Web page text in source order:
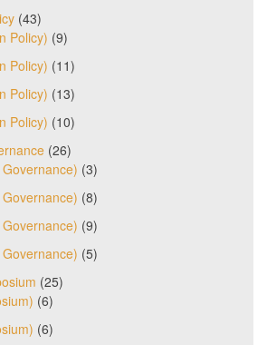
(43)
Policy) (9)
Policy) (11)
Policy) (13)
Policy) (10)
(26)
(3)
(8)
(9)
(5)
(25)
(6)
(6)